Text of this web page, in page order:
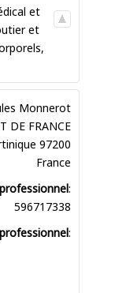
et
et
,
Monnerot
DE FRANCE
97200
France
:
596717338
: